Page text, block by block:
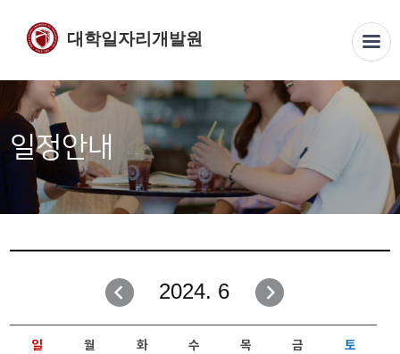
대학일자리개발원
일정안내
2024. 6
일 월 화 수 목 금 토